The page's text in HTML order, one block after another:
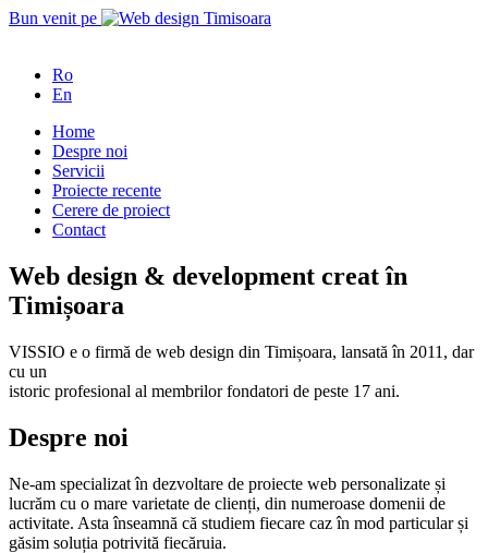
Bun venit pe
Ro
En
Home
Despre noi
Servicii
Proiecte recente
Cerere de proiect
Contact
Web design & development creat în
Timișoara
VISSIO e o firmă de web design din Timișoara, lansată în 2011, dar
cu un
istoric profesional al membrilor fondatori de peste 17 ani.
Despre noi
Ne-am specializat în dezvoltare de proiecte web personalizate și
lucrăm cu o mare varietate de clienți, din numeroase domenii de
activitate. Asta înseamnă că studiem fiecare caz în mod particular și
găsim soluția potrivită fiecăruia.